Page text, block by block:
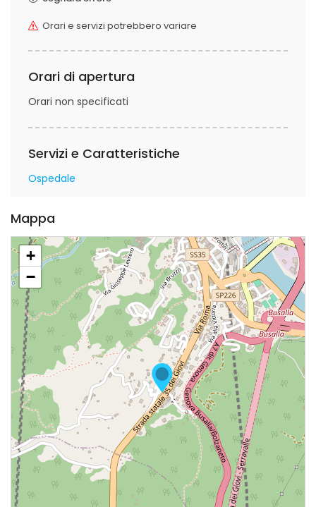
Orari e servizi potrebbero variare
Orari di apertura
Orari non specificati
Servizi e Caratteristiche
Ospedale
Mappa
+
−